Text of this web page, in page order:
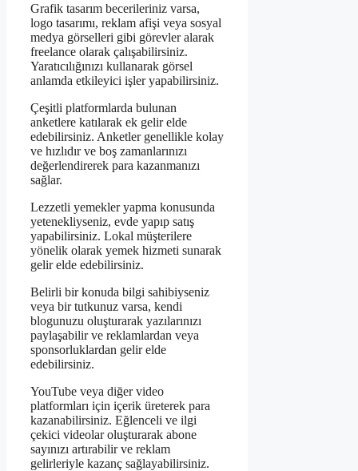
Grafik tasarım becerileriniz varsa,
logo tasarımı, reklam afişi veya sosyal
medya görselleri gibi görevler alarak
freelance olarak çalışabilirsiniz.
Yaratıcılığınızı kullanarak görsel
anlamda etkileyici işler yapabilirsiniz.
Çeşitli platformlarda bulunan
anketlere katılarak ek gelir elde
edebilirsiniz. Anketler genellikle kolay
ve hızlıdır ve boş zamanlarınızı
değerlendirerek para kazanmanızı
sağlar.
Lezzetli yemekler yapma konusunda
yetenekliyseniz, evde yapıp satış
yapabilirsiniz. Lokal müşterilere
yönelik olarak yemek hizmeti sunarak
gelir elde edebilirsiniz.
Belirli bir konuda bilgi sahibiyseniz
veya bir tutkunuz varsa, kendi
blogunuzu oluşturarak yazılarınızı
paylaşabilir ve reklamlardan veya
sponsorluklardan gelir elde
edebilirsiniz.
YouTube veya diğer video
platformları için içerik üreterek para
kazanabilirsiniz. Eğlenceli ve ilgi
çekici videolar oluşturarak abone
sayınızı artırabilir ve reklam
gelirleriyle kazanç sağlayabilirsiniz.